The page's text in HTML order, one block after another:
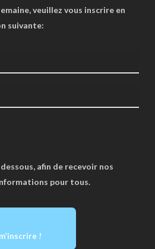
veuillez vous inscrire en
suivante:
afin de recevoir nos
pour tous.
!